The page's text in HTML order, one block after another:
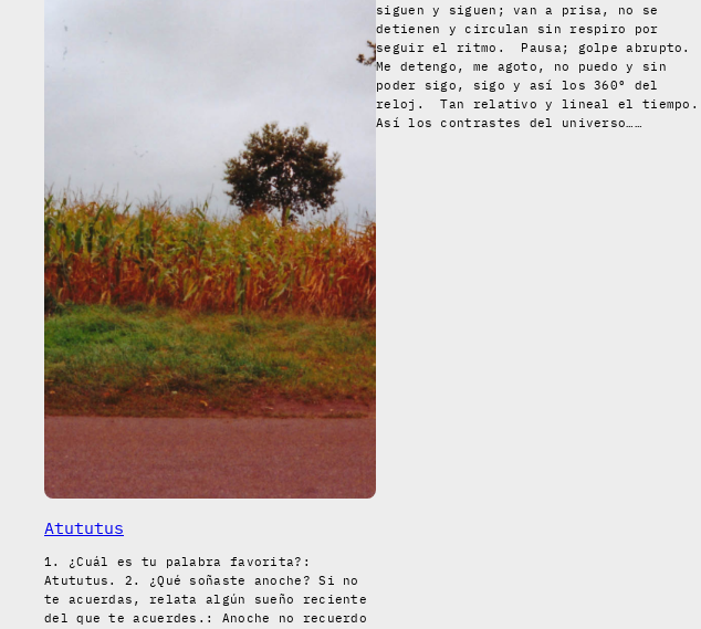
Atututus
1. ¿Cuál es tu palabra favorita?:
Atututus. 2. ¿Qué soñaste anoche? Si no
te acuerdas, relata algún sueño reciente
del que te acuerdes.: Anoche no recuerdo
siguen y siguen; van a prisa, no se
detienen y circulan sin respiro por
seguir el ritmo. Pausa; golpe abrupto.
Me detengo, me agoto, no puedo y sin
poder sigo, sigo y así los 360º del
reloj. Tan relativo y lineal el tiempo.
Así los contrastes del universo……